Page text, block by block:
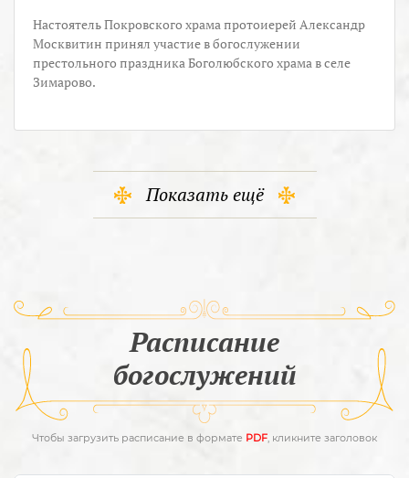
Настоятель Покровского храма протоиерей Александр
Москвитин принял участие в богослужении
престольного праздника Боголюбского храма в селе
Зимарово.
Показать ещё
Расписание
богослужений
Чтобы загрузить расписание в формате PDF, кликните заголовок